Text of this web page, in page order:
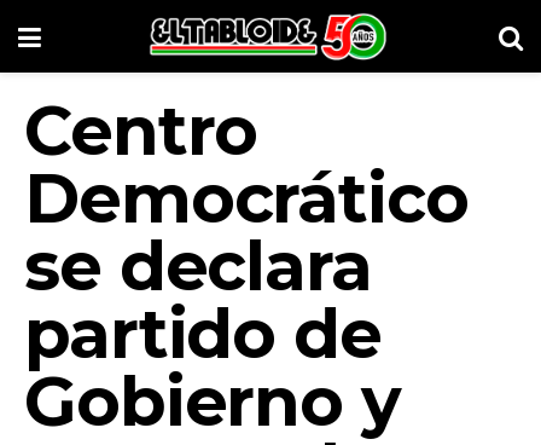
Centro
Democrático
se declara
partido de
Gobierno y